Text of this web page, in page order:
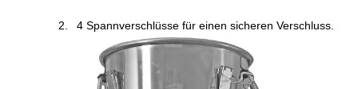
4 Spannverschlüsse für einen sicheren Verschluss.